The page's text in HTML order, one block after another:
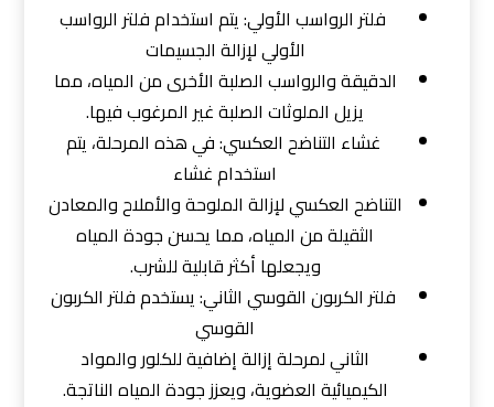
فلتر الرواسب الأولي: يتم استخدام فلتر الرواسب
الأولي لإزالة الجسيمات
الدقيقة والرواسب الصلبة الأخرى من المياه، مما
يزيل الملوثات الصلبة غير المرغوب فيها.
غشاء التناضح العكسي: في هذه المرحلة، يتم
استخدام غشاء
التناضح العكسي لإزالة الملوحة والأملاح والمعادن
الثقيلة من المياه، مما يحسن جودة المياه
ويجعلها أكثر قابلية للشرب.
فلتر الكربون القوسي الثاني: يستخدم فلتر الكربون
القوسي
الثاني لمرحلة إزالة إضافية للكلور والمواد
الكيميائية العضوية، ويعزز جودة المياه الناتجة.